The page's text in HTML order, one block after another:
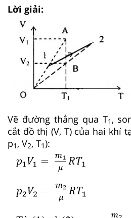
Lời giải:
Vẽ đường thẳng qua T1 ,
cắt đồ thị (V, T) của hai khí
p1 , V2, T1):